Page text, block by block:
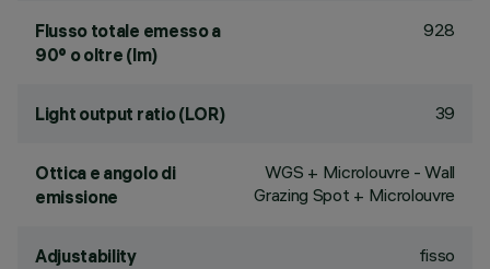
Flusso totale emesso a
90° o oltre (lm)
928
Light output ratio (LOR) 39
Ottica e angolo di
emissione
WGS + Microlouvre - Wall
Grazing Spot + Microlouvre
Adjustability fisso